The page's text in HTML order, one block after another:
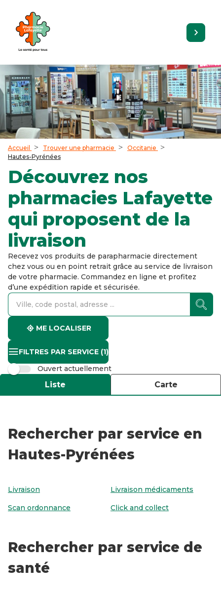
Accueil Trouver une pharmacie
Occitanie
Hautes-Pyrénées
Découvrez nos
pharmacies Lafayette
qui proposent de la
livraison
Recevez vos produits de parapharmacie directement
chez vous ou en point retrait grâce au service de livraison
de votre pharmacie. Commandez en ligne et profitez
d’une expédition rapide et sécurisée.
accessibility.searchform.label.searchform
accessibility.searchform.label.searchinput
accessibility.searchform.autocomplete_status
ME LOCALISER
FILTRES PAR SERVICE (1)
Ouvert actuellement
Liste Carte
Rechercher par service en
Hautes-Pyrénées
Livraison Livraison médicaments
Scan ordonnance Click and collect
Rechercher par service de
santé